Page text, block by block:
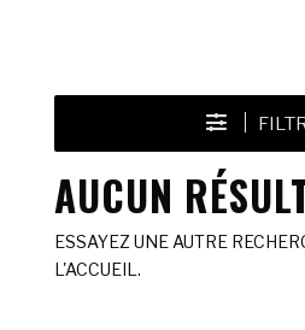
AUCUN
ESSAYEZ UNE AUTRE
L'ACCUEIL.